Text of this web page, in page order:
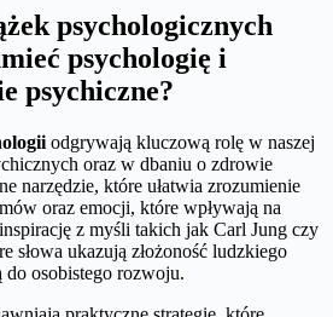
psychologicznych
psychologię i
psychiczne?
odgrywają kluczową rolę w naszej
oraz w dbaniu o zdrowie
narzędzie, które ułatwia zrozumienie
oraz emocji, które wpływają na
z myśli takich jak Carl Jung czy
słowa ukazują złożoność ludzkiego
do osobistego rozwoju.